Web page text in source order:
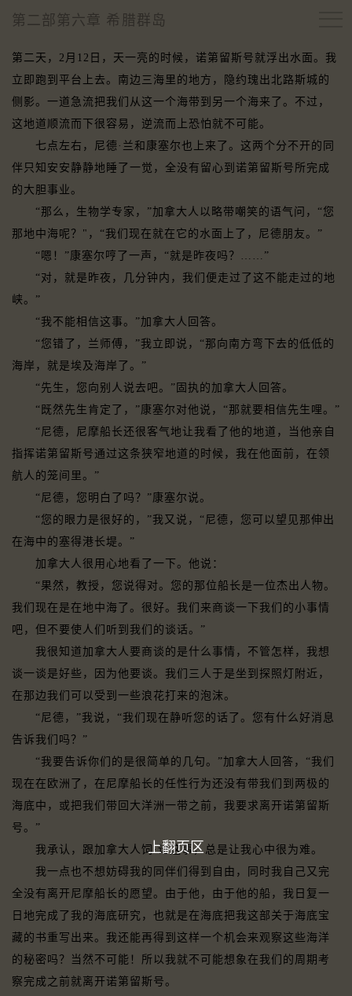
第二部第六章 希腊群岛
第二天，2月12日，天一亮的时候，诺第留斯号就浮出水面。我
立即跑到平台上去。南边三海里的地方，隐约瑰出北路斯城的
侧影。一道急流把我们从这一个海带到另一个海来了。不过，
这地道顺流而下很容易，逆流而上恐怕就不可能。
七点左右，尼德·兰和康塞尔也上来了。这两个分不开的同
伴只知安安静静地睡了一觉，全没有留心到诺第留斯号所完成
的大胆事业。
“那么，生物学专家，”加拿大人以略带嘲笑的语气问，“您
那地中海呢？"，“我们现在就在它的水面上了，尼德朋友。”
“嗯！”康塞尔哼了一声，“就是昨夜吗？……”
“对，就是昨夜，几分钟内，我们便走过了这不能走过的地
峡。”
“我不能相信这事。”加拿大人回答。
“您错了，兰师傅，”我立即说，“那向南方弯下去的低低的
海岸，就是埃及海岸了。”
“先生，您向别人说去吧。”固执的加拿大人回答。
“既然先生肯定了，”康塞尔对他说，“那就要相信先生哩。”
“尼德，尼摩船长还很客气地让我看了他的地道，当他亲自
指挥诺第留斯号通过这条狭窄地道的时候，我在他面前，在领
航人的笼间里。”
“尼德，您明白了吗？”康塞尔说。
“您的眼力是很好的，”我又说，“尼德，您可以望见那伸出
在海中的塞得港长堤。”
加拿大人很用心地看了一下。他说：
“果然，教授，您说得对。您的那位船长是一位杰出人物。
我们现在是在地中海了。很好。我们来商谈一下我们的小事情
吧，但不要使人们听到我们的谈话。”
我很知道加拿大人要商谈的是什么事情，不管怎样，我想
谈一谈是好些，因为他要谈。我们三人于是坐到探照灯附近，
在那边我们可以受到一些浪花打来的泡沫。
“尼德，”我说，“我们现在静听您的话了。您有什么好消息
告诉我们吗？”
“我要告诉你们的是很简单的几句。”加拿大人回答，“我们
现在在欧洲了，在尼摩船长的任性行为还没有带我们到两极的
海底中，或把我们带回大洋洲一带之前，我要求离开诺第留斯
号。”
我承认，跟加拿大人饲·论这事，总是让我心中很为难。
我一点也不想妨碍我的同伴们得到自由，同时我自己又完
全没有离开尼摩船长的愿望。由于他，由于他的船，我日复一
日地完成了我的海底研究，也就是在海底把我这部关于海底宝
藏的书重写出来。我还能再得到这样一个机会来观察这些海洋
的秘密吗？当然不可能！所以我就不可能想象在我们的周期考
察完成之前就离开诺第留斯号。
上翻页区